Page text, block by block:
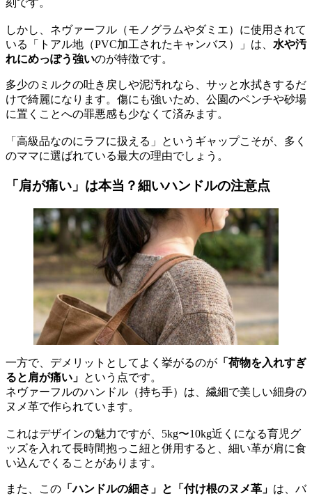
刻です。
しかし、ネヴァーフル（モノグラムやダミエ）に使用されて
いる「トアル地（PVC加工されたキャンバス）」は、 水や汚
れにめっぽう強いのが特徴です。
多少のミルクの吐き戻しや泥汚れなら、サッと水拭きするだ
けで綺麗になります。傷にも強いため、公園のベンチや砂場
に置くことへの罪悪感も少なくて済みます。
「高級品なのにラフに扱える」というギャップこそが、多く
のママに選ばれている最大の理由でしょう。
「肩が痛い」は本当？細いハンドルの注意点
一方で、デメリットとしてよく挙がるのが 「荷物を入れすぎ
ると肩が痛い」 という点です。
ネヴァーフルのハンドル（持ち手）は、繊細で美しい細身の
ヌメ革で作られています。
これはデザインの魅力ですが、5kg〜10kg近くになる育児グ
ッズを入れて長時間抱っこ紐と併用すると、細い革が肩に食
い込んでくることがあります。
また、この 「ハンドルの細さ」と「付け根のヌメ革」 は、バ